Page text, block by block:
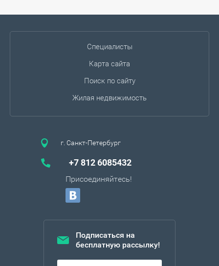
Специалисты
Карта сайта
Поиск по сайту
Жилая недвижимость
г. Санкт-Петербург
+7 812 6085432
Присоединяйтесь!
Подписаться на
бесплатную рассылку!